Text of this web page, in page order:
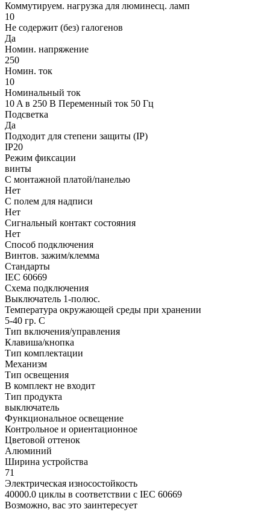
Коммутируем. нагрузка для люминесц. ламп
10
Не содержит (без) галогенов
Да
Номин. напряжение
250
Номин. ток
10
Номинальный ток
10 A в 250 В Переменный ток 50 Гц
Подсветка
Да
Подходит для степени защиты (IP)
IP20
Режим фиксации
винты
С монтажной платой/панелью
Нет
С полем для надписи
Нет
Сигнальный контакт состояния
Нет
Способ подключения
Винтов. зажим/клемма
Стандарты
IEC 60669
Схема подключения
Выключатель 1-полюс.
Температура окружающей среды при хранении
5-40 гр. C
Тип включения/управления
Клавиша/кнопка
Тип комплектации
Механизм
Тип освещения
В комплект не входит
Тип продукта
выключатель
Функциональное освещение
Контрольное и ориентационное
Цветовой оттенок
Алюминий
Ширина устройства
71
Электрическая износостойкость
40000.0 циклы в соответствии с IEC 60669
Возможно, вас это заинтересует